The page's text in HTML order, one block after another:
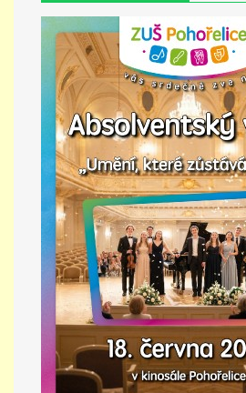
DOTACE
GDPR
ZUŠ Pohořelice
Školní 462
Pohořelice
691 23
© 2026 eStránky.cz |